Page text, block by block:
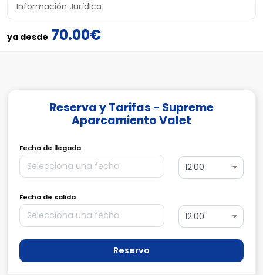
Información Jurídica
ya desde 70.00€
Reserva y Tarifas - Supreme
Aparcamiento Valet
Fecha de llegada
12:00
Fecha de salida
12:00
Reserva